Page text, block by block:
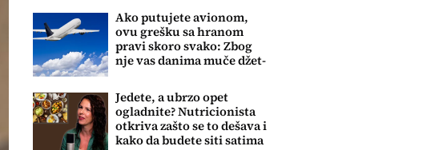
Ako putujete avionom,
ovu grešku sa hranom
pravi skoro svako: Zbog
nje vas danima muče džet-
Jedete, a ubrzo opet
ogladnite? Nutricionista
otkriva zašto se to dešava i
kako da budete siti satima